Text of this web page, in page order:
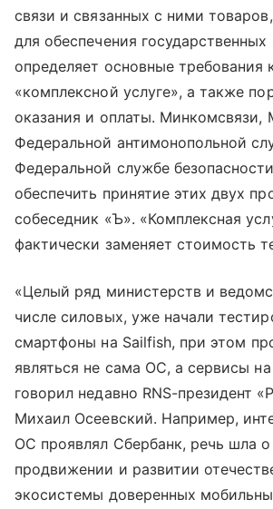
связи и связанных с ними
для обеспечения
определяет основные требования
«комплексной услуге», а также
оказания и оплаты. Минкомсвязи,
Федеральной антимонопольной
Федеральной службе
обеспечить принятие этих двух
собеседник «Ъ». «Комплексная
фактически заменяет стоимость
«Целый ряд министерств и
числе силовых, уже начали
смартфоны на Sailfish, при этом
являться не сама ОС, а сервисы
говорил недавно RNS-президент
Михаил Осеевский. Например,
OC проявлял Сбербанк, речь шла
продвижении и развитии
экосистемы доверенных